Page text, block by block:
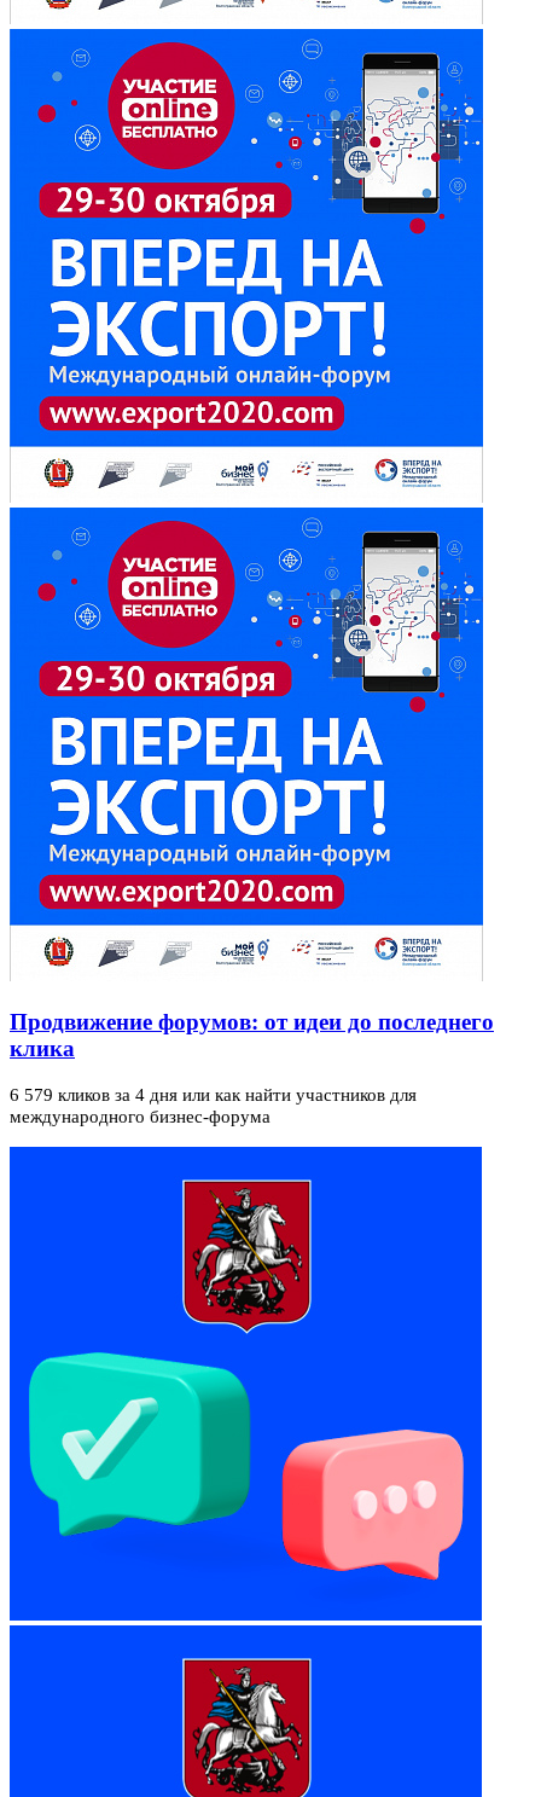
Продвижение форумов: от идеи до последнего
клика
6 579 кликов за 4 дня или как найти участников для
международного бизнес-форума